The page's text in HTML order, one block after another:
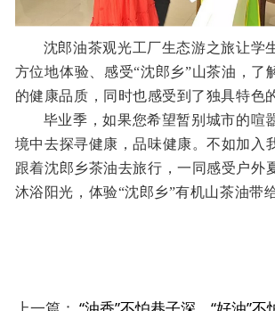
沈郎油茶观光工厂生态游之旅让学
方位地体验、感受“沈郎乡”山茶油，了
的健康品质，同时也感受到了独具特色
毕业季，如果您希望暂别城市的喧
境中去探寻健康，品味健康。不如加入
跟着沈郎乡茶油去旅行，一同感受户外
沐浴阳光，体验“沈郎乡”有机山茶油带